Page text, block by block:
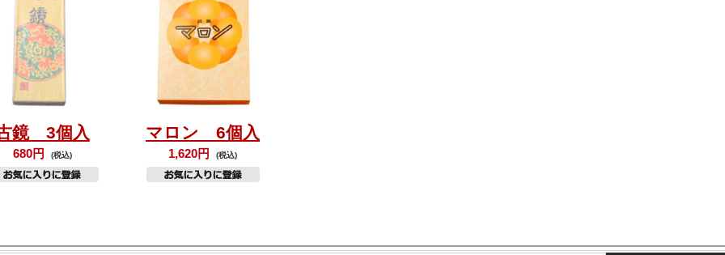
鏡 3個入
680円 (税込)
マロン 6個入
1,620円 (税込)